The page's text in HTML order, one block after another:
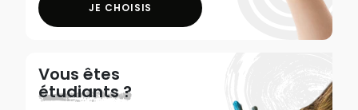
JE CHOISIS
Vous êtes
étudiants ?